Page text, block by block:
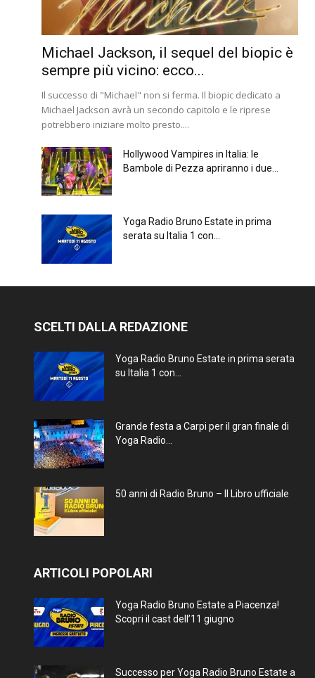
Michael Jackson, il sequel del biopic è
sempre più vicino: ecco...
Il successo di "Michael" non si ferma. Il biopic dedicato a
Michael Jackson avrà un secondo capitolo e le riprese
potrebbero iniziare molto presto....
Hollywood Vampires in Italia: le
Bambole di Pezza apriranno i due...
Yoga Radio Bruno Estate in prima
serata su Italia 1 con...
SCELTI DALLA REDAZIONE
Yoga Radio Bruno Estate in prima serata
su Italia 1 con...
Grande festa a Carpi per il gran finale di
Yoga Radio...
50 anni di Radio Bruno – Il Libro ufficiale
ARTICOLI POPOLARI
Yoga Radio Bruno Estate a Piacenza!
Scopri il cast dell’11 giugno
Successo per Yoga Radio Bruno Estate a